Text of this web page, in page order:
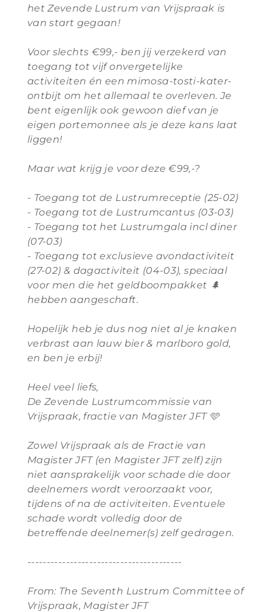
het Zevende Lustrum van Vrijspraak is
van start gegaan!
Voor slechts €99,- ben jij verzekerd van
toegang tot vijf onvergetelijke
activiteiten én een mimosa-tosti-kater-
ontbijt om het allemaal te overleven. Je
bent eigenlijk ook gewoon dief van je
eigen portemonnee als je deze kans laat
liggen!
Maar wat krijg je voor deze €99,-?
- Toegang tot de Lustrumreceptie (25-02)
- ⁠ Toegang tot de Lustrumcantus (03-03)
- ⁠ Toegang tot het Lustrumgala incl diner
(07-03)
- ⁠ Toegang tot exclusieve avondactiviteit
(27-02) & dagactiviteit (04-03), speciaal
voor men die het geldboompakket 🌲
hebben aangeschaft.
Hopelijk heb je dus nog niet al je knaken
verbrast aan lauw bier & marlboro gold,
en ben je erbij!
Heel veel liefs,
De Zevende Lustrumcommissie van
Vrijspraak, fractie van Magister JFT 🩵
Zowel Vrijspraak als de Fractie van
Magister JFT (en Magister JFT zelf) zijn
niet aansprakelijk voor schade die door
deelnemers wordt veroorzaakt voor,
tijdens of na de activiteiten. Eventuele
schade wordt volledig door de
betreffende deelnemer(s) zelf gedragen.
----------------------------------------
From: The Seventh Lustrum Committee of
Vrijspraak, Magister JFT